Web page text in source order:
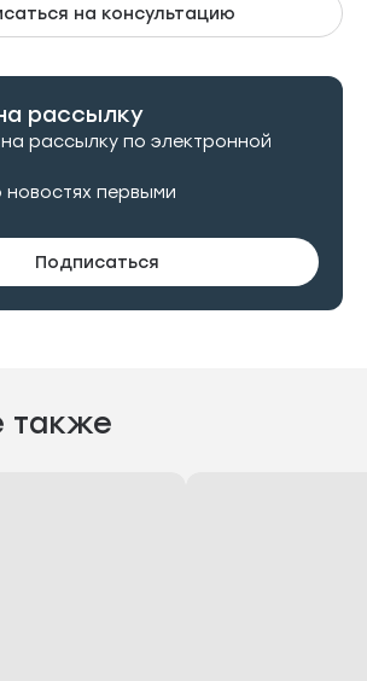
на консультацию
рассылку
рассылку по электронной
новостях первыми
Подписаться
также